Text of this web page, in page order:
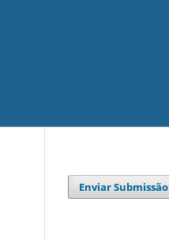
Enviar Submissão